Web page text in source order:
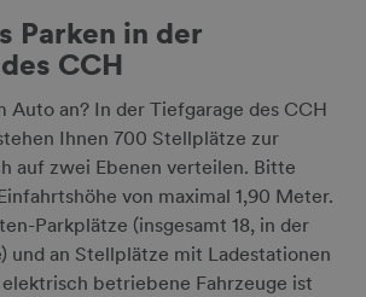
Parken in der
CCH
Auto an? In der Tiefgarage des CCH
Ihnen 700 Stellplätze zur
auf zwei Ebenen verteilen. Bitte
von maximal 1,90 Meter.
Parkplätze (insgesamt 18, in der
und an Stellplätze mit Ladestationen
elektrisch betriebene Fahrzeuge ist